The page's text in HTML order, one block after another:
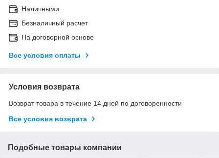
Наличными
Безналичный расчет
На договорной основе
Все условия оплаты
Условия возврата
Возврат товара в течение 14 дней по договоренности
Все условия возврата
Подобные товары компании